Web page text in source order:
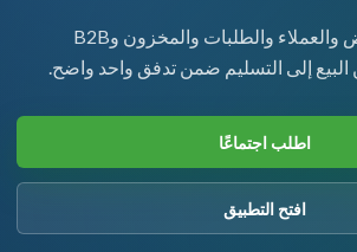
أدر المنتجات والعروض والعملاء والطلبات والمخزون وB2B
البيع إلى التسليم ضمن تدفق واحد واضح.
اطلب اجتماعًا
افتح التطبيق